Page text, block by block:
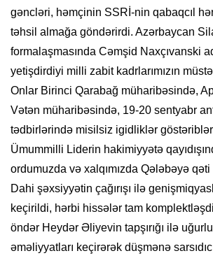
gəncləri, həmçinin SSRİ-nin qabaqcıl
təhsil almağa göndərirdi. Azərbaycan
formalaşmasında Cəmşid Naxçıvanski
yetişdirdiyi milli zabit kadrlarımızın
Onlar Birinci Qarabağ müharibəsində,
Vətən müharibəsində, 19-20 sentyabr
tədbirlərində misilsiz igidliklər
Ümummilli Liderin hakimiyyətə
ordumuzda və xalqımızda Qələbəyə qəti
Dahi şəxsiyyətin çağırışı ilə
keçirildi, hərbi hissələr tam
öndər Heydər Əliyevin tapşırığı ilə
əməliyyatları keçirərək düşmənə